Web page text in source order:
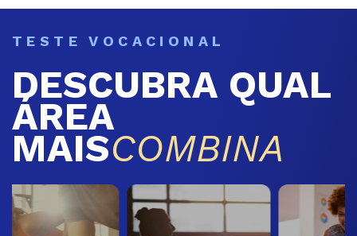
TESTE VOCACIONAL
DESCUBRA QUAL
ÁREA
MAISCOMBINA